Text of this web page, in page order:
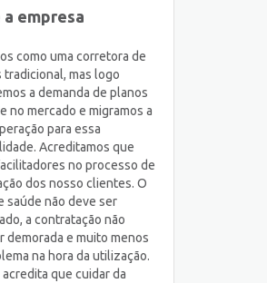
a empresa
como uma corretora de
tradicional, mas logo
a demanda de planos
no mercado e migramos a
para essa
Acreditamos que
no processo de
dos nosso clientes. O
saúde não deve ser
a contratação não
demorada e muito menos
na hora da utilização.
que cuidar da